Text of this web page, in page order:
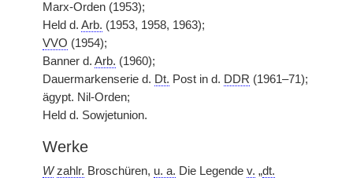
Marx-Orden (1953);
Held d. Arb. (1953, 1958, 1963);
VVO (1954);
Banner d. Arb. (1960);
Dauermarkenserie d. Dt. Post in d. DDR (1961–71);
ägypt. Nil-Orden;
Held d. Sowjetunion.
Werke
W zahlr. Broschüren, u. a. Die Legende v. „dt.